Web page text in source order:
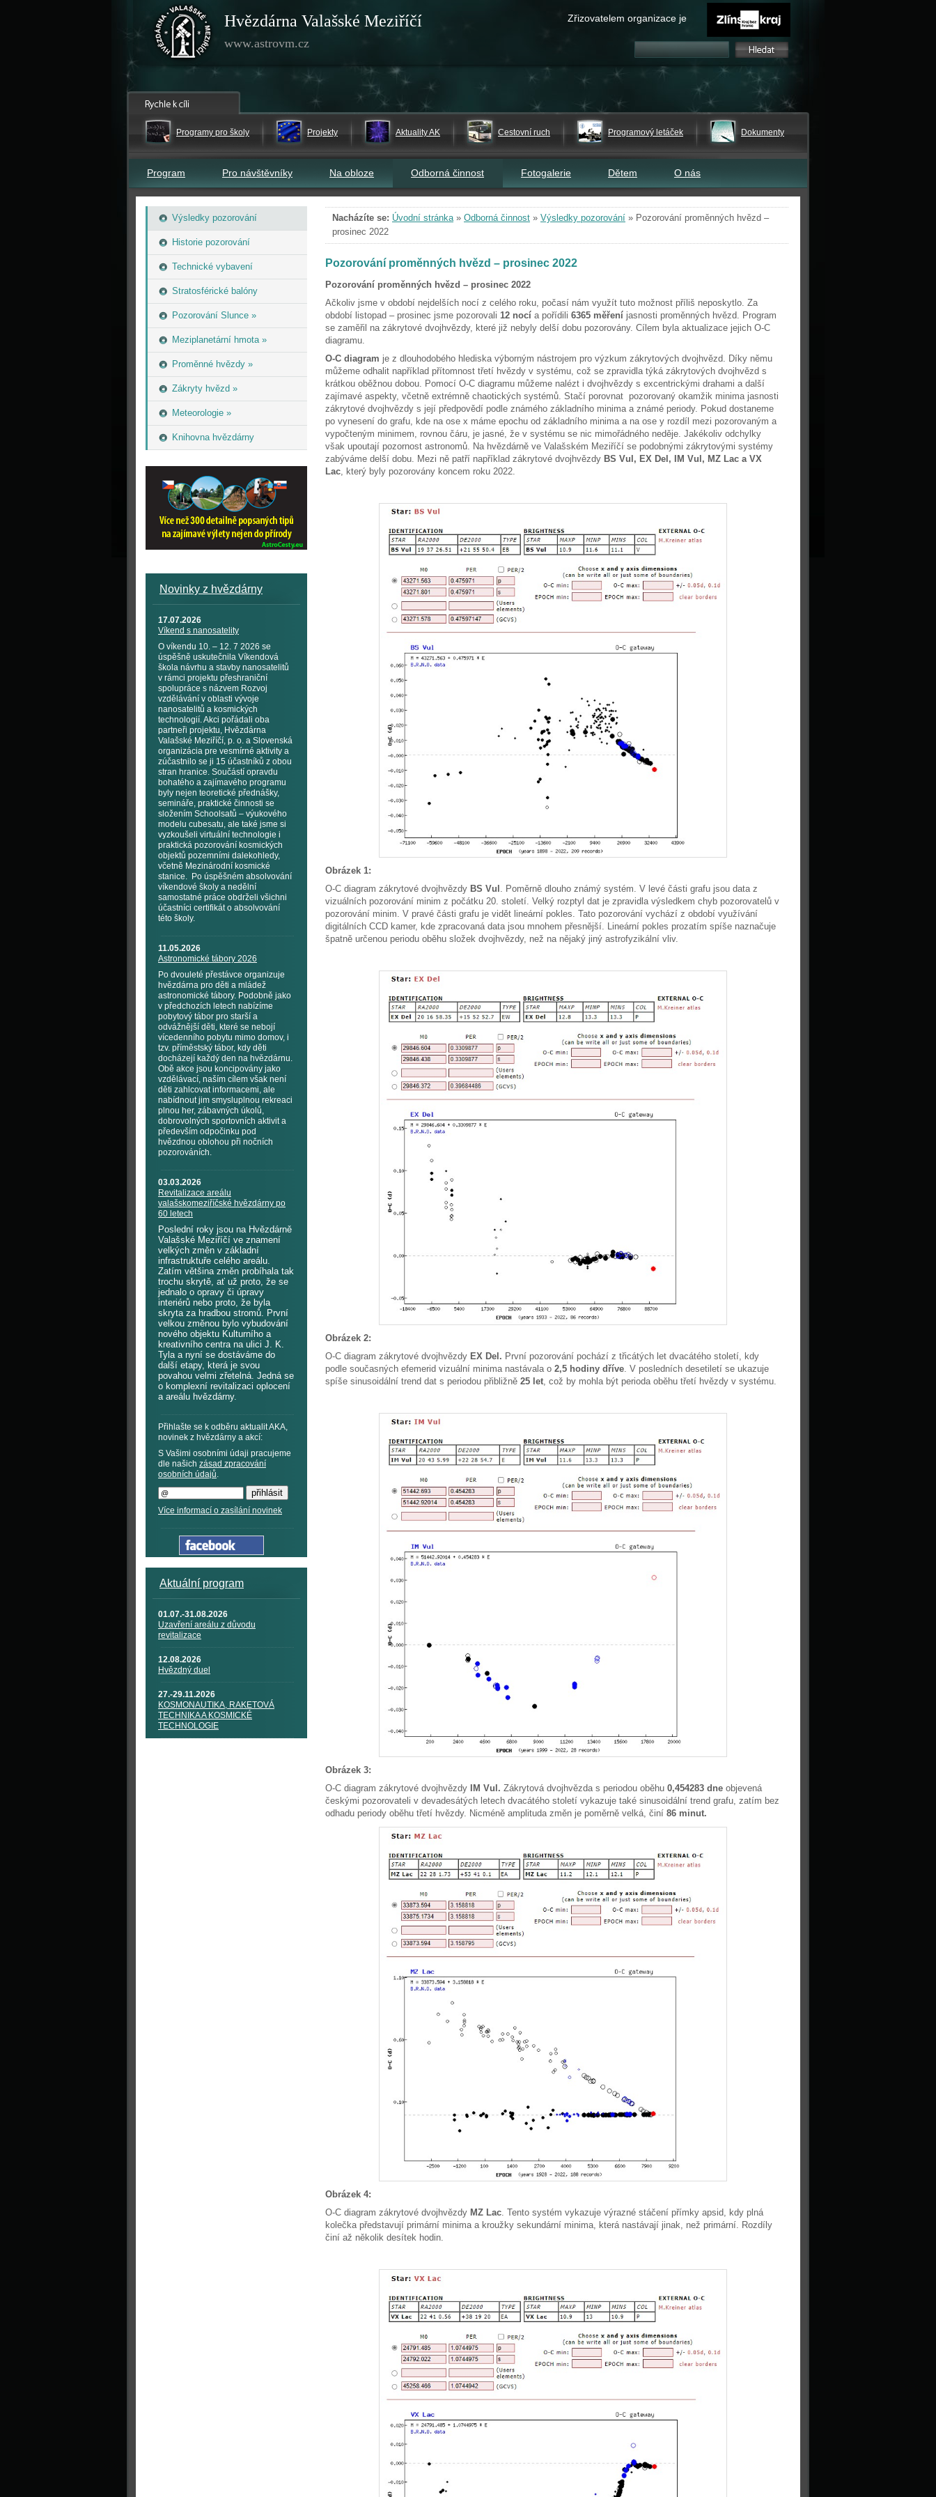
Hvězdárna Valašské Meziříčí
www.astrovm.cz
Zřizovatelem organizace je
Programy pro školy Projekty Aktuality AK Cestovní ruch Programový letáček Dokumenty
Program Pro návštěvníky Na obloze Odborná činnost Fotogalerie Dětem O nás
Výsledky pozorování
Historie pozorování
Technické vybavení
Stratosférické balóny
Pozorování Slunce »
Meziplanetární hmota »
Proměnné hvězdy »
Zákryty hvězd »
Meteorologie »
Knihovna hvězdárny
Novinky z hvězdárny
17.07.2026
Víkend s nanosatelity
O víkendu 10. – 12. 7 2026 se
úspěšně uskutečnila Víkendová
škola návrhu a stavby nanosatelitů
v rámci projektu přeshraniční
spolupráce s názvem Rozvoj
vzdělávání v oblasti vývoje
nanosatelitů a kosmických
technologií. Akci pořádali oba
partneři projektu, Hvězdárna
Valašské Meziříčí, p. o. a Slovenská
organizácia pre vesmírné aktivity a
zúčastnilo se ji 15 účastníků z obou
stran hranice. Součástí opravdu
bohatého a zajímavého programu
byly nejen teoretické přednášky,
semináře, praktické činnosti se
složením Schoolsatů – výukového
modelu cubesatu, ale také jsme si
vyzkoušeli virtuální technologie i
praktická pozorování kosmických
objektů pozemními dalekohledy,
včetně Mezinárodní kosmické
stanice. Po úspěšném absolvování
víkendové školy a nedělní
samostatné práce obdrželi všichni
účastníci certifikát o absolvování
této školy.
11.05.2026
Astronomické tábory 2026
Po dvouleté přestávce organizuje
hvězdárna pro děti a mládež
astronomické tábory. Podobně jako
v předchozích letech nabízíme
pobytový tábor pro starší a
odvážnější děti, které se nebojí
vícedenního pobytu mimo domov, i
tzv. příměstský tábor, kdy děti
docházejí každý den na hvězdárnu.
Obě akce jsou koncipovány jako
vzdělávací, naším cílem však není
děti zahlcovat informacemi, ale
nabídnout jim smysluplnou rekreaci
plnou her, zábavných úkolů,
dobrovolných sportovních aktivit a
především odpočinku pod
hvězdnou oblohou při nočních
pozorováních.
03.03.2026
Revitalizace areálu
valašskomeziříčské hvězdárny po
60 letech
Poslední roky jsou na Hvězdárně
Valašské Meziříčí ve znamení
velkých změn v základní
infrastruktuře celého areálu.
Zatím většina změn probíhala tak
trochu skrytě, ať už proto, že se
jednalo o opravy či úpravy
interiérů nebo proto, že byla
skryta za hradbou stromů. První
velkou změnou bylo vybudování
nového objektu Kulturního a
kreativního centra na ulici J. K.
Tyla a nyní se dostáváme do
další etapy, která je svou
povahou velmi zřetelná. Jedná se
o komplexní revitalizaci oplocení
a areálu hvězdárny.
Přihlašte se k odběru aktualit AKA,
novinek z hvězdárny a akcí:
S Vašimi osobními údaji pracujeme
dle našich zásad zpracování
osobních údajů.
Více informací o zasílání novinek
Aktuální program
01.07.-31.08.2026
Uzavření areálu z důvodu
revitalizace
12.08.2026
Hvězdný duel
27.-29.11.2026
KOSMONAUTIKA, RAKETOVÁ
TECHNIKA A KOSMICKÉ
TECHNOLOGIE
Nacházíte se: Úvodní stránka» Odborná činnost » Výsledky pozorování » Pozorování proměnných hvězd –
prosinec 2022
Pozorování proměnných hvězd – prosinec 2022
Pozorování proměnných hvězd – prosinec 2022
Ačkoliv jsme v období nejdelších nocí z celého roku, počasí nám využít tuto možnost příliš neposkytlo. Za
období listopad – prosinec jsme pozorovali 12 nocí a pořídili 6365 měření jasnosti proměnných hvězd. Program
se zaměřil na zákrytové dvojhvězdy, které již nebyly delší dobu pozorovány. Cílem byla aktualizace jejich O-C
diagramu.
O-C diagram je z dlouhodobého hlediska výborným nástrojem pro výzkum zákrytových dvojhvězd. Díky němu
můžeme odhalit například přítomnost třetí hvězdy v systému, což se zpravidla týká zákrytových dvojhvězd s
krátkou oběžnou dobou. Pomocí O-C diagramu můžeme nalézt i dvojhvězdy s excentrickými drahami a další
zajímavé aspekty, včetně extrémně chaotických systémů. Stačí porovnat pozorovaný okamžik minima jasnosti
zákrytové dvojhvězdy s její předpovědí podle známého základního minima a známé periody. Pokud dostaneme
po vynesení do grafu, kde na ose x máme epochu od základního minima a na ose y rozdíl mezi pozorovaným a
vypočteným minimem, rovnou čáru, je jasné, že v systému se nic mimořádného neděje. Jakékoliv odchylky
však upoutají pozornost astronomů. Na hvězdárně ve Valašském Meziříčí se podobnými zákrytovými systémy
zabýváme delší dobu. Mezi ně patří například zákrytové dvojhvězdy BS Vul, EX Del, IM Vul, MZ Lac a VX
Lac, který byly pozorovány koncem roku 2022.
Obrázek 1:
O-C diagram zákrytové dvojhvězdy BS Vul . Poměrně dlouho známý systém. V levé části grafu jsou data z
vizuálních pozorování minim z počátku 20. století. Velký rozptyl dat je zpravidla výsledkem chyb pozorovatelů v
pozorování minim. V pravé části grafu je vidět lineární pokles. Tato pozorování vychází z období využívání
digitálních CCD kamer, kde zpracovaná data jsou mnohem přesnější. Lineární pokles prozatím spíše naznačuje
špatně určenou periodu oběhu složek dvojhvězdy, než na nějaký jiný astrofyzikální vliv.
Obrázek 2:
O-C diagram zákrytové dvojhvězdy EX Del. První pozorování pochází z třicátých let dvacátého století, kdy
podle současných efemerid vizuální minima nastávala o 2,5 hodiny dříve. V posledních desetiletí se ukazuje
spíše sinusoidální trend dat s periodou přibližně 25 let, což by mohla být perioda oběhu třetí hvězdy v systému.
Obrázek 3:
O-C diagram zákrytové dvojhvězdy IM Vul. Zákrytová dvojhvězda s periodou oběhu 0,454283 dne objevená
českými pozorovateli v devadesátých letech dvacátého století vykazuje také sinusoidální trend grafu, zatím bez
odhadu periody oběhu třetí hvězdy. Nicméně amplituda změn je poměrně velká, činí 86 minut.
Obrázek 4:
O-C diagram zákrytové dvojhvězdy MZ Lac . Tento systém vykazuje výrazné stáčení přímky apsid, kdy plná
kolečka představují primární minima a kroužky sekundární minima, která nastávají jinak, než primární. Rozdíly
činí až několik desítek hodin.